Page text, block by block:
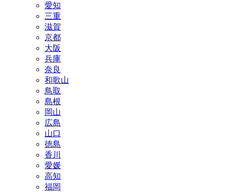
愛知
三重
滋賀
京都
大阪
兵庫
奈良
和歌山
鳥取
島根
岡山
広島
山口
徳島
香川
愛媛
高知
福岡